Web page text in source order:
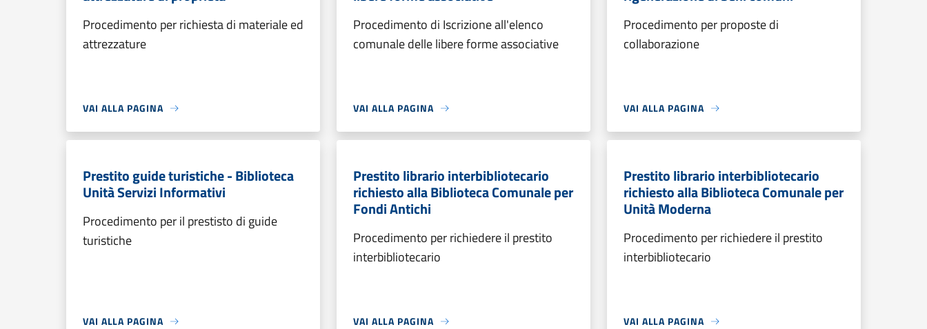
Procedimento per richiesta di materiale ed
attrezzature
VAI ALLA PAGINA
Procedimento di Iscrizione all'elenco
comunale delle libere forme associative
VAI ALLA PAGINA
Procedimento per proposte di
collaborazione
VAI ALLA PAGINA
Prestito guide turistiche - Biblioteca
Unità Servizi Informativi
Procedimento per il prestisto di guide
turistiche
VAI ALLA PAGINA
Prestito librario interbibliotecario
richiesto alla Biblioteca Comunale per
Fondi Antichi
Procedimento per richiedere il prestito
interbibliotecario
VAI ALLA PAGINA
Prestito librario interbibliotecario
richiesto alla Biblioteca Comunale per
Unità Moderna
Procedimento per richiedere il prestito
interbibliotecario
VAI ALLA PAGINA